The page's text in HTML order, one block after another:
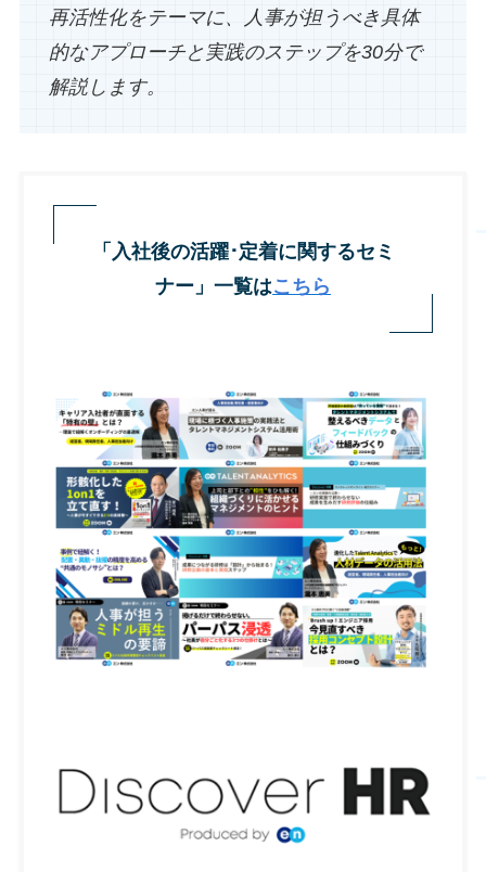
再活性化をテーマに、人事が担うべき具体
的なアプローチと実践のステップを30分で
解説します。
「入社後の活躍･定着に関するセミ
ナー」一覧はこちら